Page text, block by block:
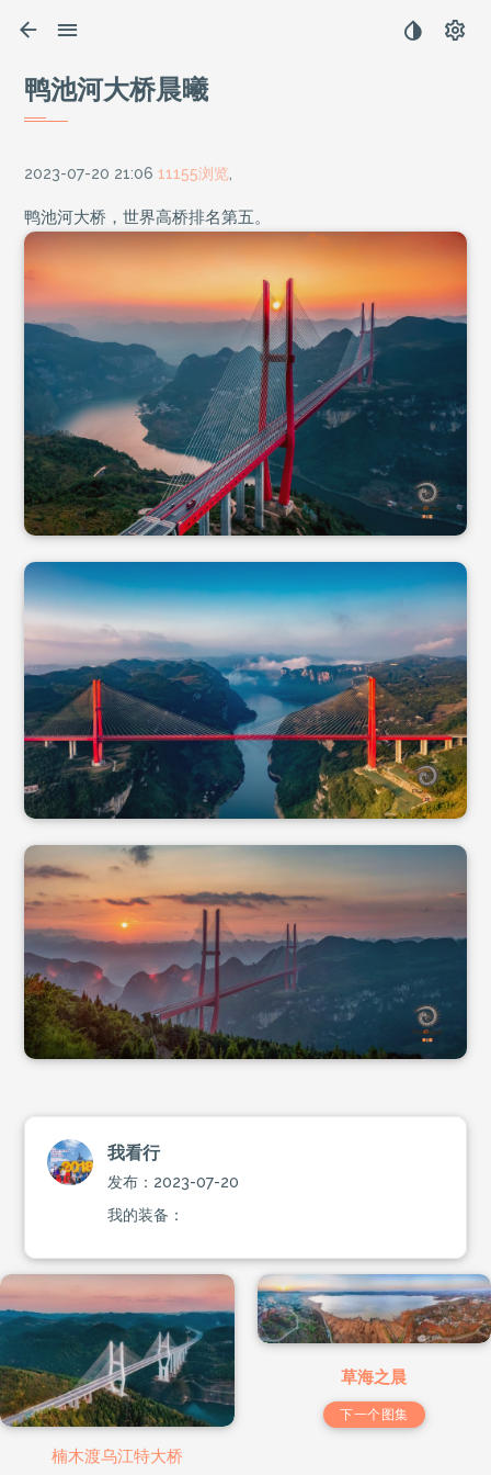
鸭池河大桥晨曦
2023-07-20 21:06 11155浏览
鸭池河大桥，世界高桥排名第五。
我看行
发布：2023-07-20
我的装备：
楠木渡乌江特大桥
草海之晨
下一个图集